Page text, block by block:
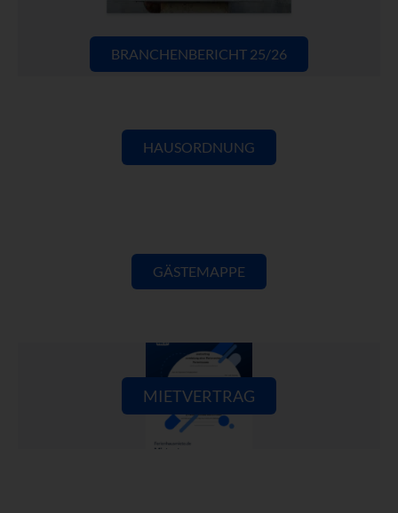
BRANCHENBERICHT 25/26
HAUSORDNUNG
GÄSTEMAPPE
MIETVERTRAG